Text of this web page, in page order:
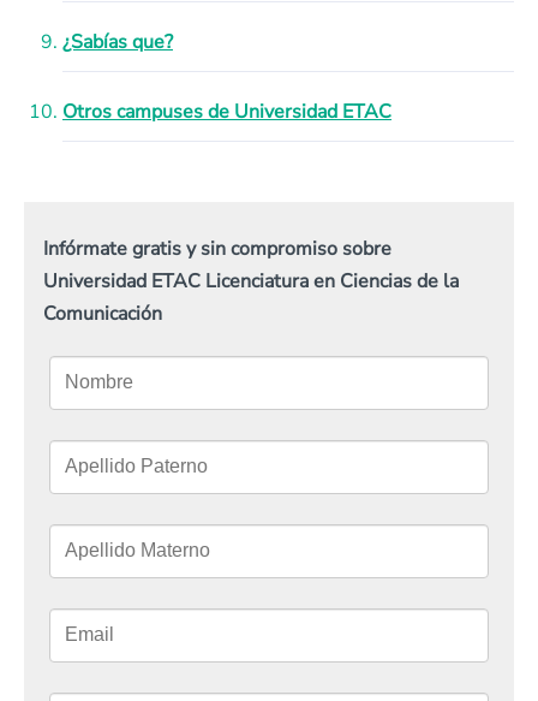
¿Sabías que?
Otros campuses de Universidad ETAC
Infórmate gratis y sin compromiso sobre
Universidad ETAC Licenciatura en Ciencias de la
Comunicación